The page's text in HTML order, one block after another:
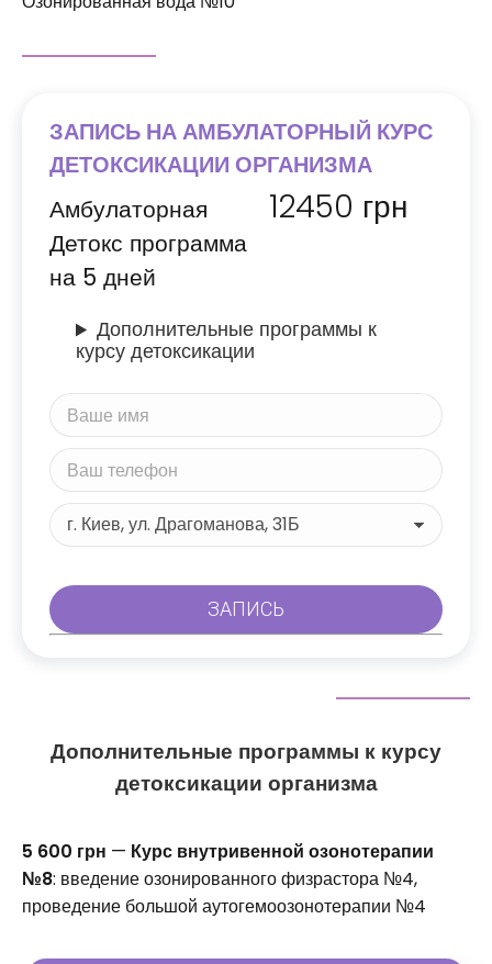
ЗАПИСЬ НА АМБУЛАТОРНЫЙ КУРС
ДЕТОКСИКАЦИИ ОРГАНИЗМА
Амбулаторная
Детокс программа
на 5 дней
12450 грн
Дополнительные программы к
курсу детоксикации
Дополнительные программы к курсу
детоксикации организма
5 600 грн — Курс внутривенной озонотерапии
№8: введение озонированного физрастора №4,
проведение большой аутогемоозонотерапии №4